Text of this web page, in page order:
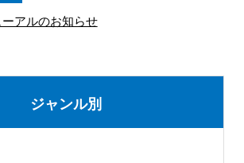
アルのお知らせ
ジャンル別